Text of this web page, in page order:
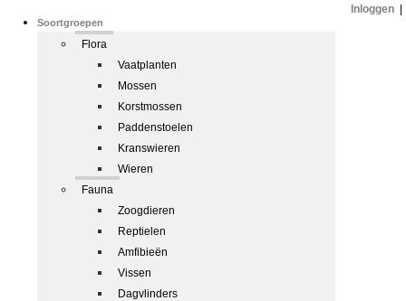
Soortgroepen
Flora
Vaatplanten
Mossen
Korstmossen
Paddenstoelen
Kranswieren
Wieren
Fauna
Zoogdieren
Reptielen
Amfibieën
Vissen
Dagvlinders
Inloggen